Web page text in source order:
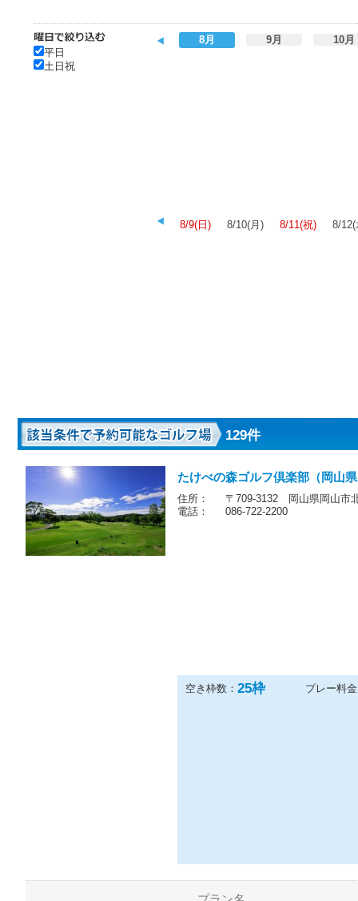
平日
土日祝
8月 9月 10月
8/9(日) 8/10(月) 8/11(祝) 8/12(
129件
たけべの森ゴルフ倶楽部（岡山
住所：
〒709-3132 岡山県岡山市
電話：
086-722-2200
空き枠数： 25枠 プレー料